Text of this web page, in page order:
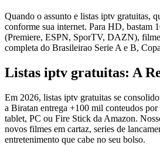
Quando o assunto e listas iptv gratuitas,
conforme sua internet. Para HD, bastam
(Premiere, ESPN, SporTV, DAZN),
completa do Brasileirao Serie A e B,
Listas iptv gratuitas: A
Em 2026, listas iptv gratuitas se
a Biratan entrega +100 mil conteudos
tablet, PC ou Fire Stick da Amazon.
novos filmes em cartaz, series de
entretenimento que cabe no seu bolso.